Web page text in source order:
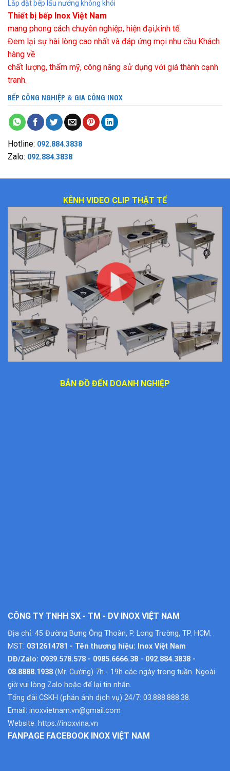
Lắp đặt bếp lẩu nướng không khói
Thiết bị bếp Inox Việt Nam
mang phong cách chuyên nghiệp, hiện đại,kinh tế.
Đem lại sự hài lòng cao nhất và đáp ứng mọi nhu cầu Khách
hàng về
chất lượng, thẩm mỹ, công năng sử dụng với giá thành cạnh
tranh.
BẾP CÔNG NGHIỆP & GIA CÔNG INOX
Hotline: 092.884.3838
Zalo: 092.884.3838
KÊNH VIDEO CLIP THẬT TẾ
BẢN ĐỒ ĐẾN DOANH NGHIỆP
CÔNG TY TNHH SX - TM - DV INOX VIỆT NAM
Địa chỉ: 45 Đường Bưng Ông Thoàn, P. Long Trường, TP. HCM.
MST: 0312614781 - Tên thương hiệu: Inox Việt Nam
DĐ/Zalo: 0939.578.578 - 0985.6666.38 - 092.884.3838 -
08.8888.1938 (Mr. Cường) 7h - 19h các ngày trong tuần. Ngoài
giờ vui lòng Zalo hoặc để lại tin nhắn.
Tổng đài CSKH (phản ánh dịch vụ) 24/7: 03.888.888.38.
Email: inoxvietnam.vn@gmail.com
Website: https://inoxvina.vn
FANPAGE FACEBOOK INOX VIỆT NAM